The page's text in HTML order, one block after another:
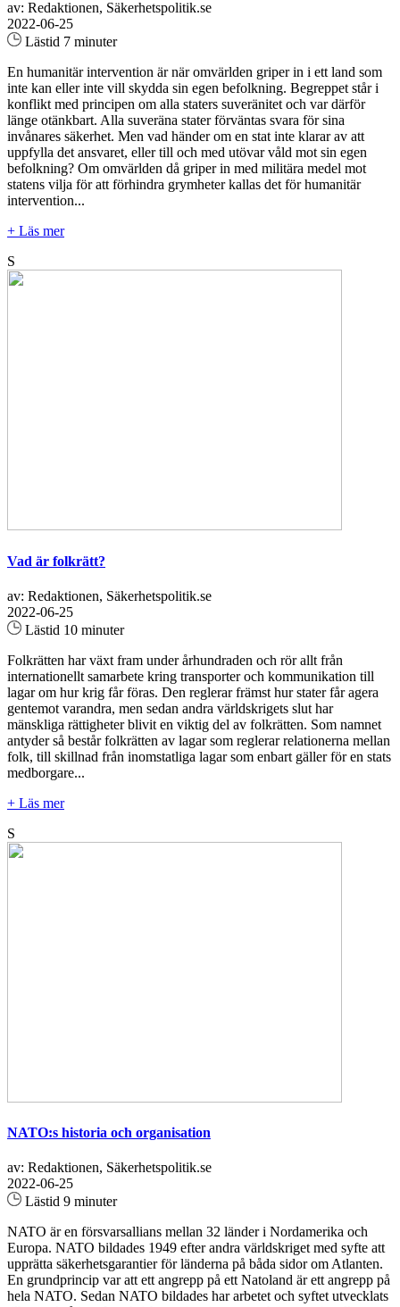
av: Redaktionen, Säkerhetspolitik.se
2022-06-25
Lästid 7 minuter
En humanitär intervention är när omvärlden griper in i ett land som
inte kan eller inte vill skydda sin egen befolkning. Begreppet står i
konflikt med principen om alla staters suveränitet och var därför
länge otänkbart. Alla suveräna stater förväntas svara för sina
invånares säkerhet. Men vad händer om en stat inte klarar av att
uppfylla det ansvaret, eller till och med utövar våld mot sin egen
befolkning? Om omvärlden då griper in med militära medel mot
statens vilja för att förhindra grymheter kallas det för humanitär
intervention...
+ Läs mer
S
Vad är folkrätt?
av: Redaktionen, Säkerhetspolitik.se
2022-06-25
Lästid 10 minuter
Folkrätten har växt fram under århundraden och rör allt från
internationellt samarbete kring transporter och kommunikation till
lagar om hur krig får föras. Den reglerar främst hur stater får agera
gentemot varandra, men sedan andra världskrigets slut har
mänskliga rättigheter blivit en viktig del av folkrätten. Som namnet
antyder så består folkrätten av lagar som reglerar relationerna mellan
folk, till skillnad från inomstatliga lagar som enbart gäller för en stats
medborgare...
+ Läs mer
S
NATO:s historia och organisation
av: Redaktionen, Säkerhetspolitik.se
2022-06-25
Lästid 9 minuter
NATO är en försvarsallians mellan 32 länder i Nordamerika och
Europa. NATO bildades 1949 efter andra världskriget med syfte att
upprätta säkerhetsgarantier för länderna på båda sidor om Atlanten.
En grundprincip var att ett angrepp på ett Natoland är ett angrepp på
hela NATO. Sedan NATO bildades har arbetet och syftet utvecklats